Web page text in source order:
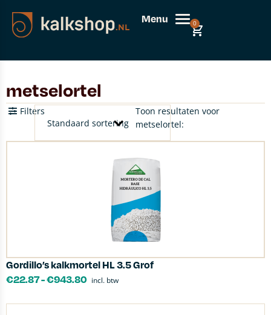
Menu 0
metselortel
Toon resultaten voor
metselortel:
Filters
Gordillo’s kalkmortel HL 3.5 Grof
€22.87-€943.80 incl. btw